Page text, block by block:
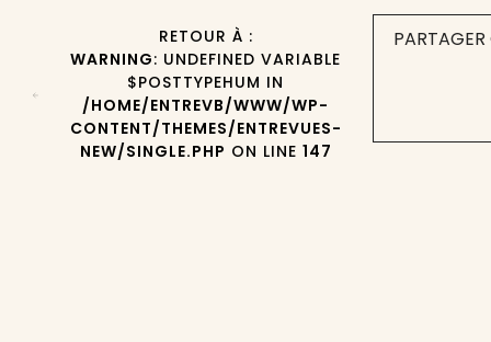
RETOUR À :
WARNING: UNDEFINED VARIABLE
$POSTTYPEHUM IN
/HOME/ENTREVB/WWW/WP-
CONTENT/THEMES/ENTREVUES-
NEW/SINGLE.PHP ON LINE 147